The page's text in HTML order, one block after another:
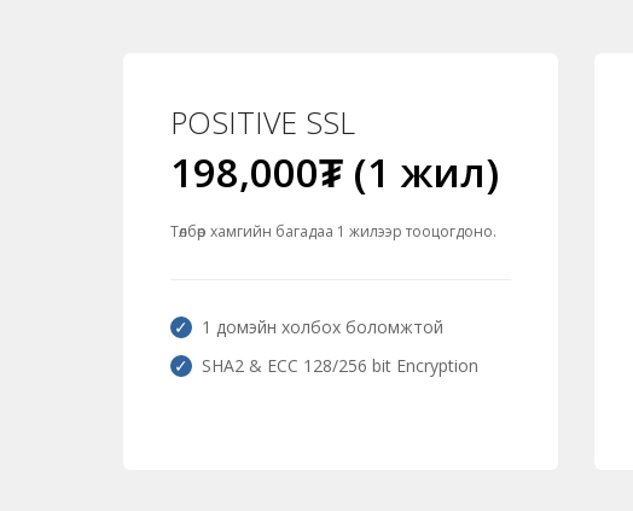
POSITIVE SSL
198,000₮ (1 жил)
Төлбөр хамгийн багадаа 1 жилээр тооцогдоно.
1 домэйн холбох боломжтой
SHA2 & ECC 128/256 bit Encryption